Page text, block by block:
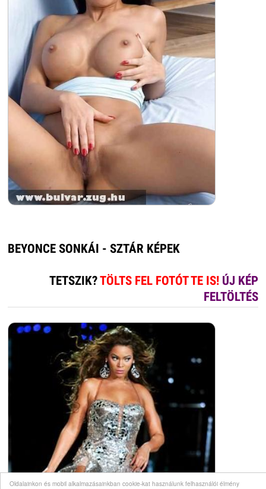
Oldalainkon és mobil alkalmazásainkban cookie-kat használunk felhasználói élmény
BEYONCE SONKÁI - SZTÁR KÉPEK
TETSZIK?TÖLTS FEL FOTÓT TE IS! ÚJ KÉP
FELTÖLTÉS